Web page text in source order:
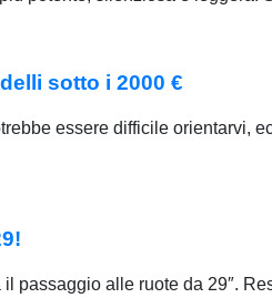
sotto i 2000 €
essere difficile orientarvi,
passaggio alle ruote da 29″.